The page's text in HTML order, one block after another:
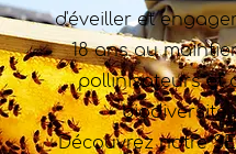
d'éveiller et
18 ans au
pollinisateurs et
biodiversité.
Découvrez notre